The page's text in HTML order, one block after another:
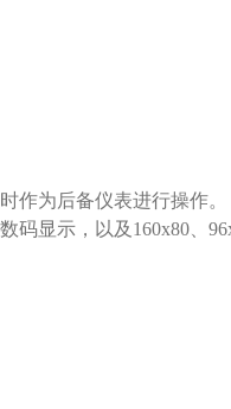
作为后备仪表进行操作。
码显示，以及160x80、